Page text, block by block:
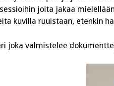
joita jakaa
kuvilla ruuistaan, etenkin
joka valmistelee